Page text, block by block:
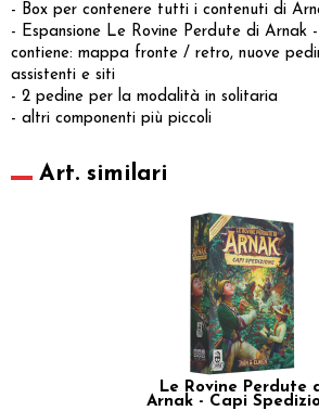
- Box per contenere tutti i contenuti di
- Espansione Le Rovine Perdute di Arnak
contiene: mappa fronte / retro, nuove
assistenti e siti
- 2 pedine per la modalità in solitaria
- altri componenti più piccoli
Art. similari
Le Rovine Perdute
Arnak - Capi